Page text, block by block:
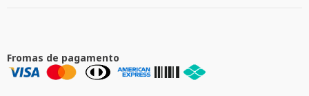
Fromas de pagamento